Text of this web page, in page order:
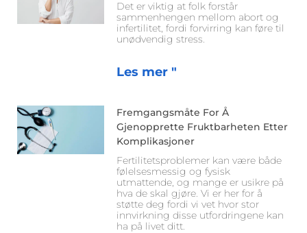
Det er viktig at folk forstår
sammenhengen mellom abort og
infertilitet, fordi forvirring kan føre til
unødvendig stress.
Les mer "
Fremgangsmåte For Å
Gjenopprette Fruktbarheten Etter
Komplikasjoner
Fertilitetsproblemer kan være både
følelsesmessig og fysisk
utmattende, og mange er usikre på
hva de skal gjøre. Vi er her for å
støtte deg fordi vi vet hvor stor
innvirkning disse utfordringene kan
ha på livet ditt.